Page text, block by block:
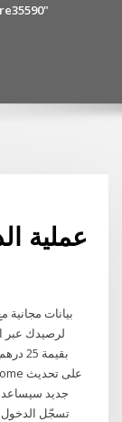
عملية
إعادة تعبئة الرصيد لباقات Wasel وWaselGo بقيمة 25 درهم أو أكثر
جديد سيساعد
تسجّل الدخول